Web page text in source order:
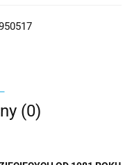
(0)